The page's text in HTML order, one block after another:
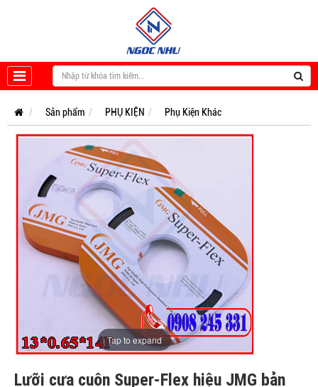
Sản phẩm PHỤ KIỆN Phụ Kiện Khác
Tap to expand
Lưỡi cưa cuộn Super-Flex hiệu JMG bản